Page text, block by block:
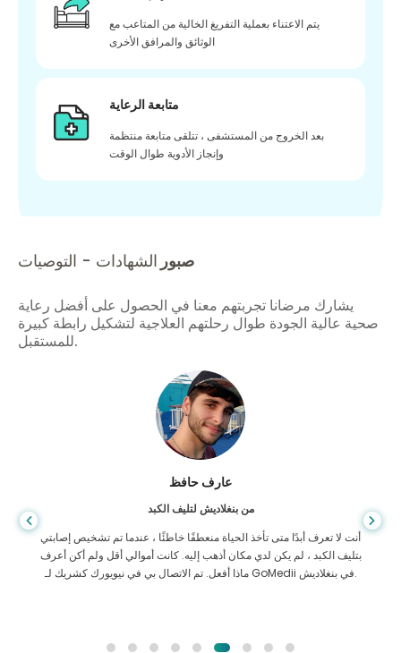
يتم الاعتناء بعملية التفريغ الخالية من المتاعب مع
الوثائق والمرافق الأخرى
متابعة الرعاية
بعد الخروج من المستشفى ، تتلقى متابعة منتظمة
وإنجاز الأدوية طوال الوقت
صبور الشهادات - التوصيات
يشارك مرضانا تجربتهم معنا في الحصول على أفضل رعاية
صحية عالية الجودة طوال رحلتهم العلاجية لتشكيل رابطة كبيرة
للمستقبل.
عارف حافظ
من بنغلاديش لتليف الكبد
أنت لا تعرف أبدًا متى تأخذ الحياة منعطفًا خاطئًا ، عندما تم تشخيص إصابتي
بتليف الكبد ، لم يكن لدي مكان أذهب إليه. كانت أموالي أقل ولم أكن أعرف
ماذا أفعل. تم الاتصال بي في نيويورك كشريك لـ GoMedii في بنغلاديش.